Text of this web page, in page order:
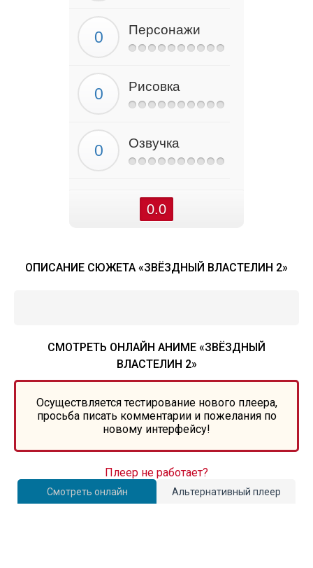
Персонажи
Рисовка
Озвучка
0.0
ОПИСАНИЕ СЮЖЕТА «ЗВЁЗДНЫЙ ВЛАСТЕЛИН 2»
СМОТРЕТЬ ОНЛАЙН АНИМЕ «ЗВЁЗДНЫЙ
ВЛАСТЕЛИН 2»
Осуществляется тестирование нового плеера,
просьба писать комментарии и пожелания по
новому интерфейсу!
Смотреть онлайн Альтернативный плеер
Плеер не работает?